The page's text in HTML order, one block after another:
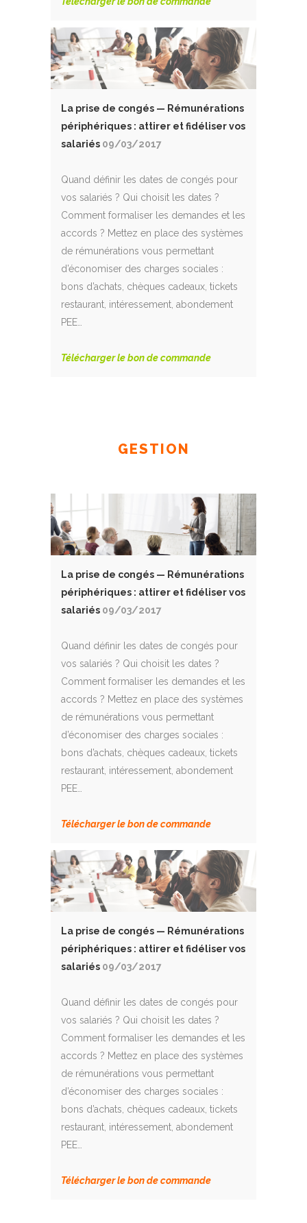
La prise de congés — Rémunérations
périphériques : attirer et fidéliser vos
salariés 09/03/2017
Quand définir les dates de congés pour
vos salariés ? Qui choisit les dates ?
Comment formaliser les demandes et les
accords ? Mettez en place des systèmes
de rémunérations vous permettant
d’économiser des charges sociales :
bons d’achats, chèques cadeaux, tickets
restaurant, intéressement, abondement
PEE…
Télécharger le bon de commande
GESTION
La prise de congés — Rémunérations
périphériques : attirer et fidéliser vos
salariés 09/03/2017
Quand définir les dates de congés pour
vos salariés ? Qui choisit les dates ?
Comment formaliser les demandes et les
accords ? Mettez en place des systèmes
de rémunérations vous permettant
d’économiser des charges sociales :
bons d’achats, chèques cadeaux, tickets
restaurant, intéressement, abondement
PEE…
Télécharger le bon de commande
La prise de congés — Rémunérations
périphériques : attirer et fidéliser vos
salariés 09/03/2017
Quand définir les dates de congés pour
vos salariés ? Qui choisit les dates ?
Comment formaliser les demandes et les
accords ? Mettez en place des systèmes
de rémunérations vous permettant
d’économiser des charges sociales :
bons d’achats, chèques cadeaux, tickets
restaurant, intéressement, abondement
PEE…
Télécharger le bon de commande